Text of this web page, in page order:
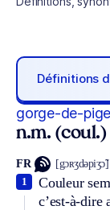
Définitions
gorge-de-
n.m. (coul.)
FR [gɔʀʒdəpiʒɔ̃]
Couleur
c’est-à-dire
1